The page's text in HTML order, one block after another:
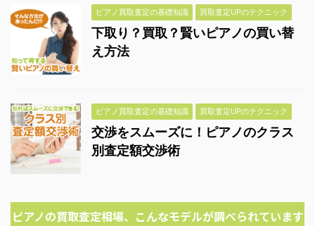
ピアノ買取査定の基礎知識 買取査定UPのテクニック
下取り？買取？賢いピアノの買い替
え方法
ピアノ買取査定の基礎知識 買取査定UPのテクニック
交渉をスムーズに！ピアノのクラス
別査定額交渉術
ピアノの買取査定相場、こんなモデルが調べられています